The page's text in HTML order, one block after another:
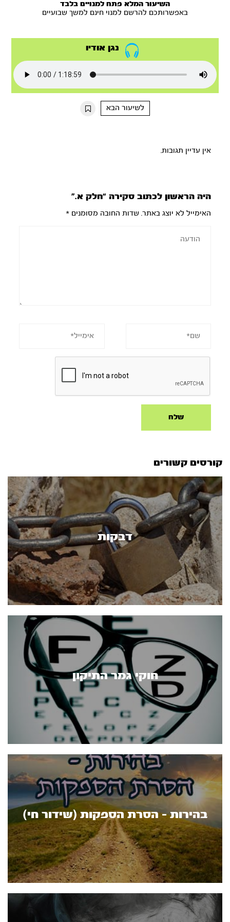
השיעור המלא פתח למנויים בלבד
באפשרותכם להרשם למנוי חינם למשך שבועיים
נגן אודיו
לשיעור הבא
אין עדיין תגובות.
היה הראשון לכתוב סקירה “חלק א.”
האימייל לא יוצג באתר. שדות החובה מסומנים*
קורסים קשורים
דבקות
חוקי גמר התיקון
בהירות - הסרת הספקות (שידור חי)